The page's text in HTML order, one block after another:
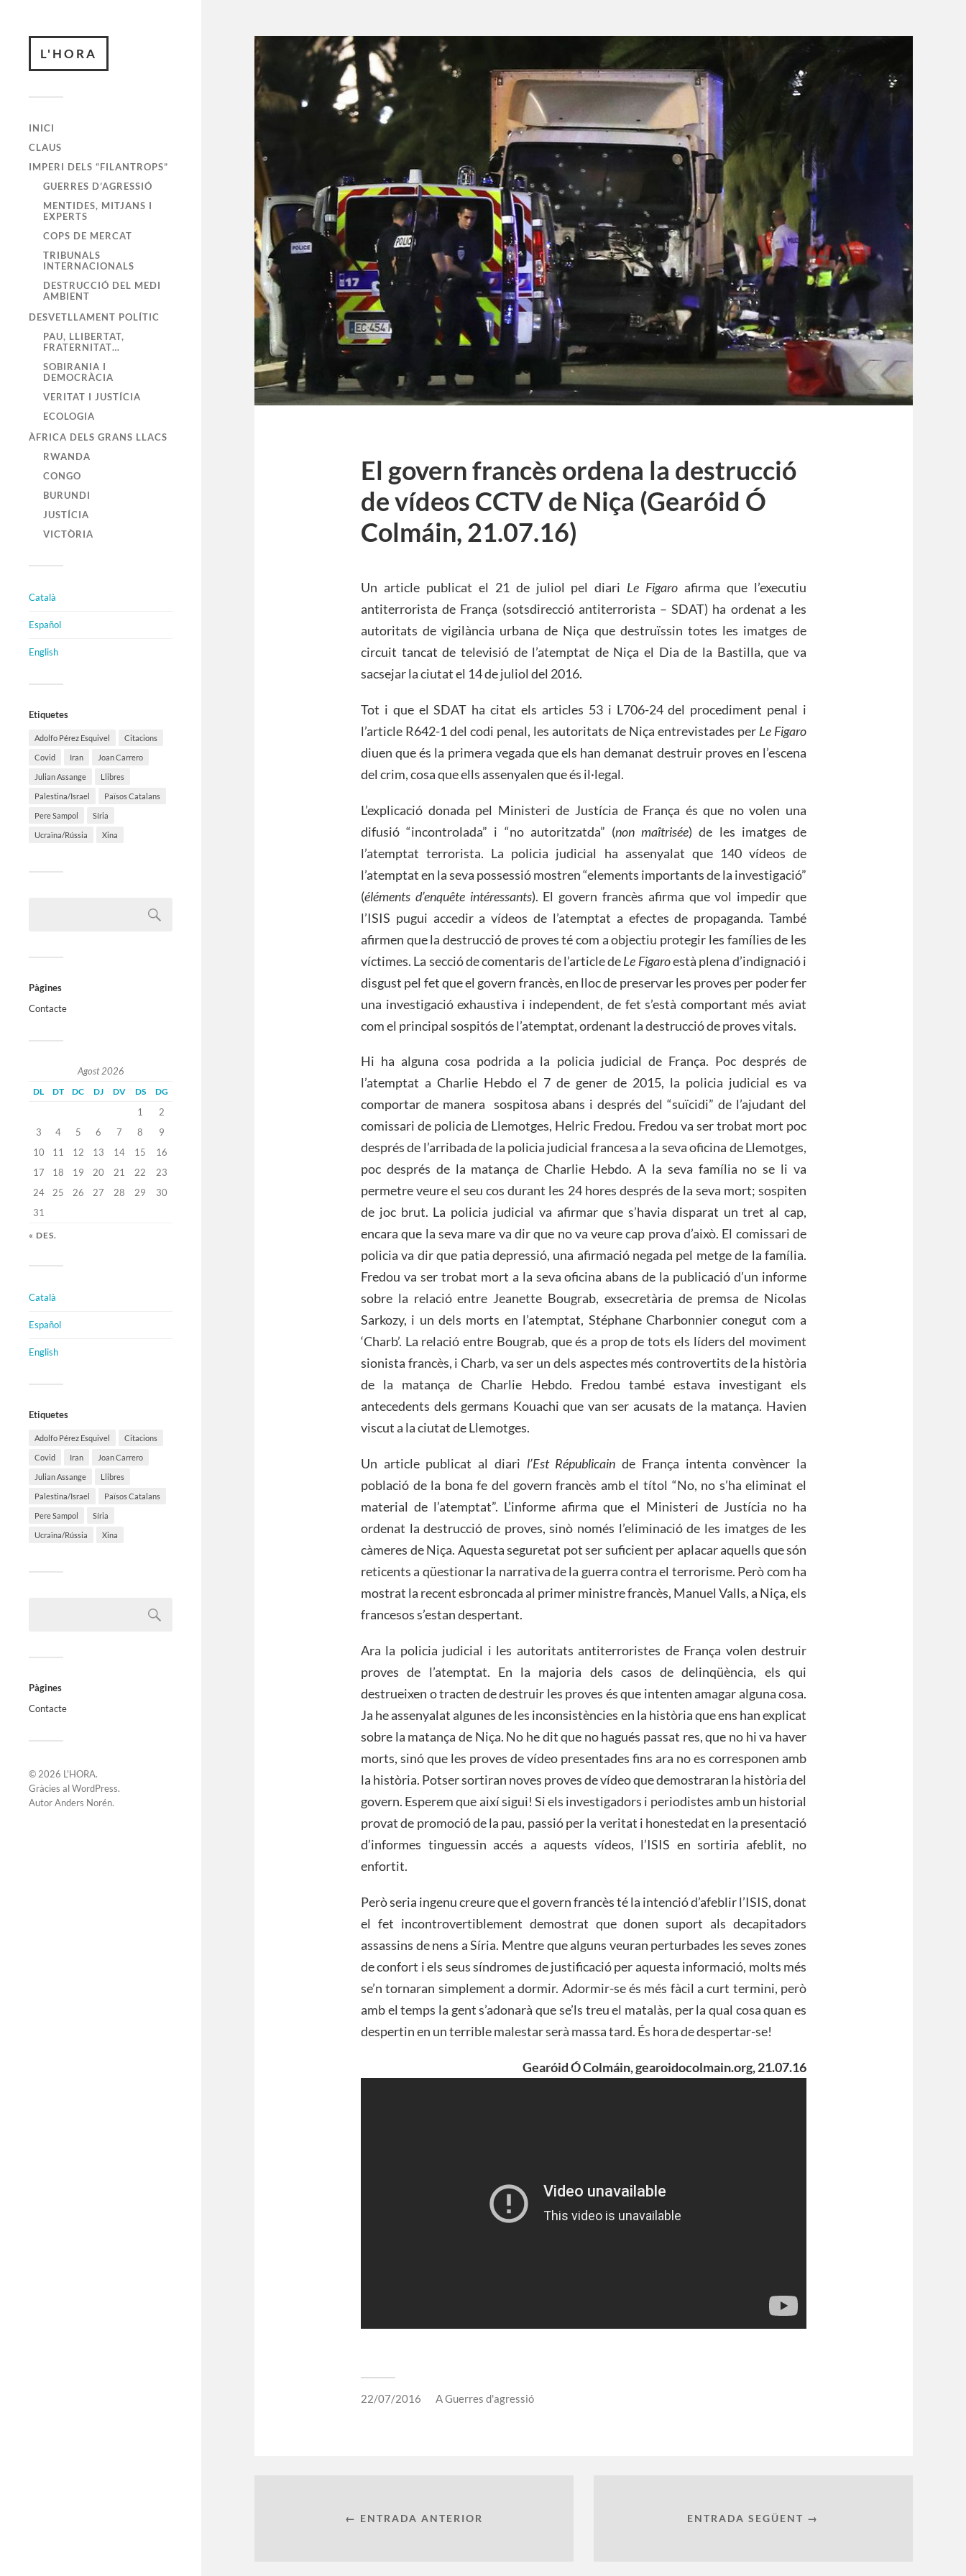
L'HORA
INICI
CLAUS
IMPERI DELS “FILANTROPS”
GUERRES D’AGRESSIÓ
MENTIDES, MITJANS I
EXPERTS
COPS DE MERCAT
TRIBUNALS
INTERNACIONALS
DESTRUCCIÓ DEL MEDI
AMBIENT
DESVETLLAMENT POLÍTIC
PAU, LLIBERTAT,
FRATERNITAT…
SOBIRANIA I
DEMOCRÀCIA
VERITAT I JUSTÍCIA
ECOLOGIA
ÀFRICA DELS GRANS LLACS
RWANDA
CONGO
BURUNDI
JUSTÍCIA
VICTÒRIA
Català
Español
English
Etiquetes
Adolfo Pérez Esquivel Citacions
Covid Iran Joan Carrero
Julian Assange Llibres
Palestina/Israel Països Catalans
Pere Sampol Síria
Ucraïna/Rússia Xina
Pàgines
Contacte
Agost 2026
DL DT DC DJ DV DS DG
1
2
3
4 5 6 7 8
9
10
11 12 13 14 15
16
17
18 19 20 21 22
23
24
25 26 27 28 29
30
31
« DES.
Català
Español
English
Etiquetes
Adolfo Pérez Esquivel Citacions
Covid Iran Joan Carrero
Julian Assange Llibres
Palestina/Israel Països Catalans
Pere Sampol Síria
Ucraïna/Rússia Xina
Pàgines
Contacte
© 2026 L'HORA.
Gràcies alWordPress.
AutorAnders Norén.
El govern francès ordena la destrucció
de vídeos CCTV de Niça (Gearóid Ó
Colmáin, 21.07.16)
Un article publicat el 21 de juliol pel diari Le Figaro afirma que l’executiu
antiterrorista de França (sotsdirecció antiterrorista – SDAT) ha ordenat a les
autoritats de vigilància urbana de Niça que destruïssin totes les imatges de
circuit tancat de televisió de l’atemptat de Niça el Dia de la Bastilla, que va
sacsejar la ciutat el 14 de juliol del 2016.
Tot i que el SDAT ha citat els articles 53 i L706-24 del procediment penal i
l’article R642-1 del codi penal, les autoritats de Niça entrevistades per Le Figaro
diuen que és la primera vegada que els han demanat destruir proves en l’escena
del crim, cosa que ells assenyalen que és il·legal.
L’explicació donada pel Ministeri de Justícia de França és que no volen una
difusió “incontrolada” i “no autoritzatda” (non maîtrisée) de les imatges de
l’atemptat terrorista. La policia judicial ha assenyalat que 140 vídeos de
l’atemptat en la seva possessió mostren “elements importants de la investigació”
(éléments d’enquête intéressants). El govern francès afirma que vol impedir que
l’ISIS pugui accedir a vídeos de l’atemptat a efectes de propaganda. També
afirmen que la destrucció de proves té com a objectiu protegir les famílies de les
víctimes. La secció de comentaris de l’article deLe Figaroestà plena d’indignació i
disgust pel fet que el govern francès, en lloc de preservar les proves per poder fer
una investigació exhaustiva i independent, de fet s’està comportant més aviat
com el principal sospitós de l’atemptat, ordenant la destrucció de proves vitals.
Hi ha alguna cosa podrida a la policia judicial de França. Poc després de
l’atemptat a Charlie Hebdo el 7 de gener de 2015, la policia judicial es va
comportar de manera sospitosa abans i després del “suïcidi” de l’ajudant del
comissari de policia de Llemotges, Helric Fredou. Fredou va ser trobat mort poc
després de l’arribada de la policia judicial francesa a la seva oficina de Llemotges,
poc després de la matança de Charlie Hebdo. A la seva família no se li va
permetre veure el seu cos durant les 24 hores després de la seva mort; sospiten
de joc brut. La policia judicial va afirmar que s’havia disparat un tret al cap,
encara que la seva mare va dir que no va veure cap prova d’això. El comissari de
policia va dir que patia depressió, una afirmació negada pel metge de la família.
Fredou va ser trobat mort a la seva oficina abans de la publicació d’un informe
sobre la relació entre Jeanette Bougrab, exsecretària de premsa de Nicolas
Sarkozy, i un dels morts en l’atemptat, Stéphane Charbonnier conegut com a
‘Charb’. La relació entre Bougrab, que és a prop de tots els líders del moviment
sionista francès, i Charb, va ser un dels aspectes més controvertits de la història
de la matança de Charlie Hebdo. Fredou també estava investigant els
antecedents dels germans Kouachi que van ser acusats de la matança. Havien
viscut a la ciutat de Llemotges.
Un article publicat al diari l’Est Républicain de França intenta convèncer la
població de la bona fe del govern francès amb el títol “No, no s’ha eliminat el
material de l’atemptat”. L’informe afirma que el Ministeri de Justícia no ha
ordenat la destrucció de proves, sinò només l’eliminació de les imatges de les
càmeres de Niça. Aquesta seguretat pot ser suficient per aplacar aquells que són
reticents a qüestionar la narrativa de la guerra contra el terrorisme. Però com ha
mostrat la recent esbroncada al primer ministre francès, Manuel Valls, a Niça, els
francesos s’estan despertant.
Ara la policia judicial i les autoritats antiterroristes de França volen destruir
proves de l’atemptat. En la majoria dels casos de delinqüència, els qui
destrueixen o tracten de destruir les proves és que intenten amagar alguna cosa.
Ja he assenyalat algunes de les inconsistències en la història que ens han explicat
sobre la matança de Niça. No he dit que no hagués passat res, que no hi va haver
morts, sinó que les proves de vídeo presentades fins ara no es corresponen amb
la història. Potser sortiran noves proves de vídeo que demostraran la història del
govern. Esperem que així sigui! Si els investigadors i periodistes amb un historial
provat de promoció de la pau, passió per la veritat i honestedat en la presentació
d’informes tinguessin accés a aquests vídeos, l’ISIS en sortiria afeblit, no
enfortit.
Però seria ingenu creure que el govern francès té la intenció d’afeblir l’ISIS, donat
el fet incontrovertiblement demostrat que donen suport als decapitadors
assassins de nens a Síria. Mentre que alguns veuran perturbades les seves zones
de confort i els seus síndromes de justificació per aquesta informació, molts més
se’n tornaran simplement a dormir. Adormir-se és més fàcil a curt termini, però
amb el temps la gent s’adonarà que se’ls treu el matalàs, per la qual cosa quan es
despertin en un terrible malestar serà massa tard. És hora de despertar-se!
Gearóid Ó Colmáin, gearoidocolmain.org, 21.07.16
22/07/2016 AGuerres d'agressió
← ENTRADA ANTERIOR ENTRADA SEGÜENT →